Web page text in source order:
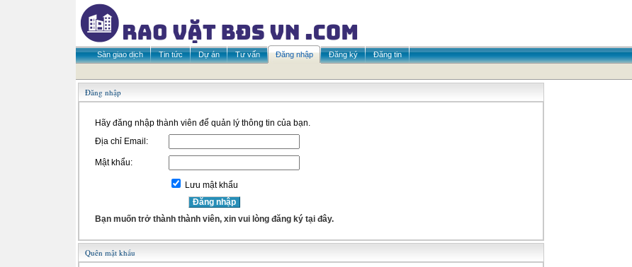
Sàn giao dịch Tin tức Dự án Tư vấn Đăng nhập Đăng ký Đăng tin
Đăng nhập
Hãy đăng nhập thành viên để quản lý thông tin của bạn.
Địa chỉ Email:
Mật khẩu:
Lưu mật khẩu
Bạn muốn trở thành thành viên, xin vui lòng đăng ký tại đây.
Quên mật khẩu